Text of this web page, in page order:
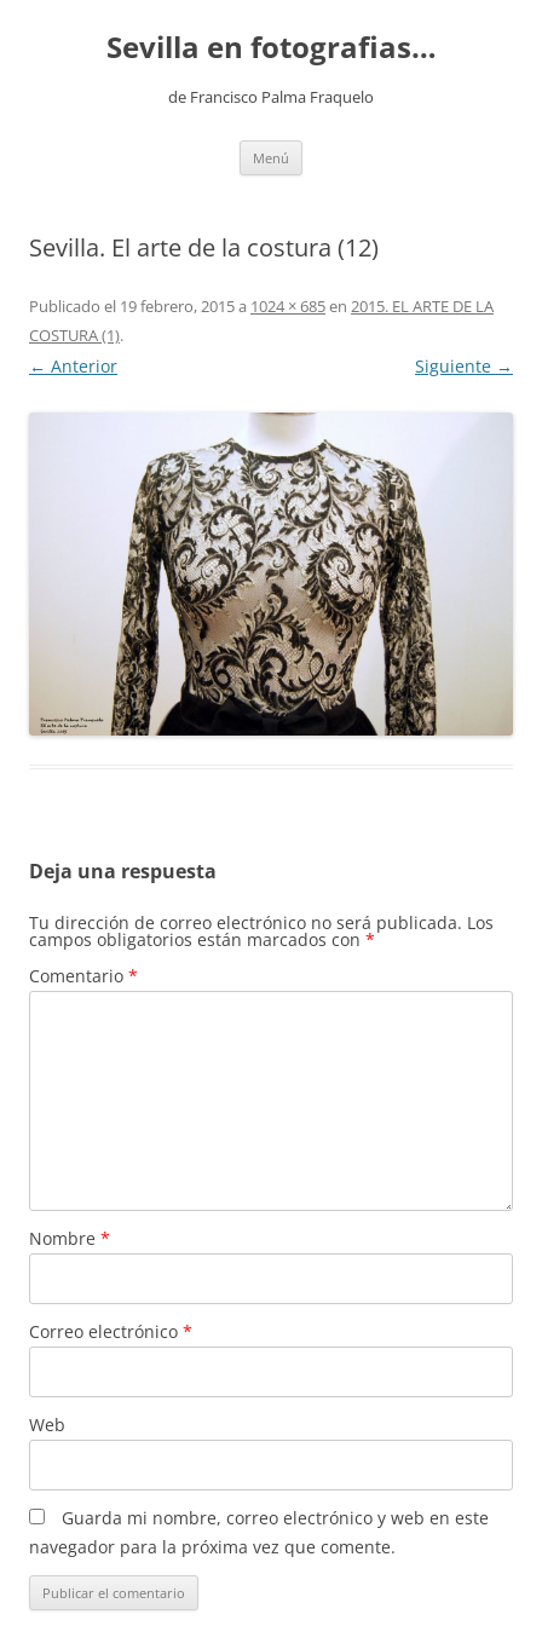
contenidoSevilla en fotografias…
de Francisco Palma Fraquelo
Menú
Sevilla. El arte de la costura (12)
Publicado el 19 febrero, 2015a 1024 × 685en 2015. EL ARTE DE LA
COSTURA (1).
← Anterior Siguiente →
Deja una respuesta
Tu dirección de correo electrónico no será publicada. Los
campos obligatorios están marcados con *
Comentario *
Nombre *
Correo electrónico *
Web
Guarda mi nombre, correo electrónico y web en este
navegador para la próxima vez que comente.